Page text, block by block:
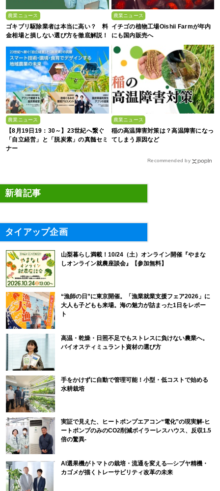
農業ニュース
ゴキブリ駆除業者は本当に高い？ 料
金相場と損しない選び方を徹底解説！
農業ニュース
イチゴの植物工場Oishii Farmが年内
にも国内販売へ
農業ニュース
【8月19日19：30～】23世紀へ繋ぐ
「自立経営」と「脱炭素」の真髄セミ
ナー
農業ニュース
稲の高温障害対策は？高温障害になっ
てしまう原因など
Recommended by
新着記事
タイアップ企画
山梨暮らし満載！10/24（土）オンライン開催『やまな
しオンライン就農座談会』【参加無料】
“漁師の日”に東京開催。「漁業就業支援フェア2026」に
大人も子どもも来場。海の魅力が詰まった1日をレポー
ト
高温・乾燥・日照不足でもストレスに負けない農業へ。
バイオスティミュラント資材の選び方
手をかけずに自動で管理可能！小型・低コストで始める
水耕栽培
実証で見えた、ヒートポンプエアコン“電化”の現実解-ヒ
ートポンプのみのCO2削減ボイラーレスハウス、反収1.5
倍の驚異-
AI選果機がトマトの栽培・流通を変える―シブヤ精機・
カゴメが描くトレーサビリティ改革の未来